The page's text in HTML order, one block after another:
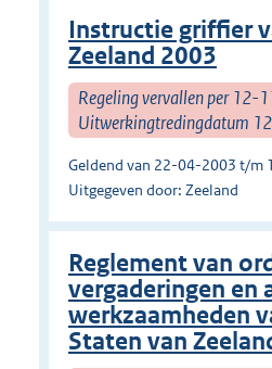
Instructie griffier
Zeeland 2003
Regeling vervallen per 12-
Uitwerkingtredingdatum
Geldend van 22-04-2003 t/m
Uitgegeven door: Zeeland
Reglement van
vergaderingen en
werkzaamheden
Staten van